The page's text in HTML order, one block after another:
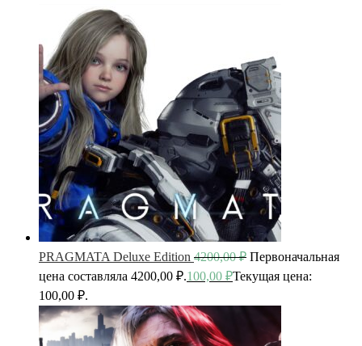
PRAGMATA Deluxe Edition 4200,00₽ Первоначальная
цена составляла 4200,00 ₽.100,00 ₽Текущая цена:
100,00 ₽.